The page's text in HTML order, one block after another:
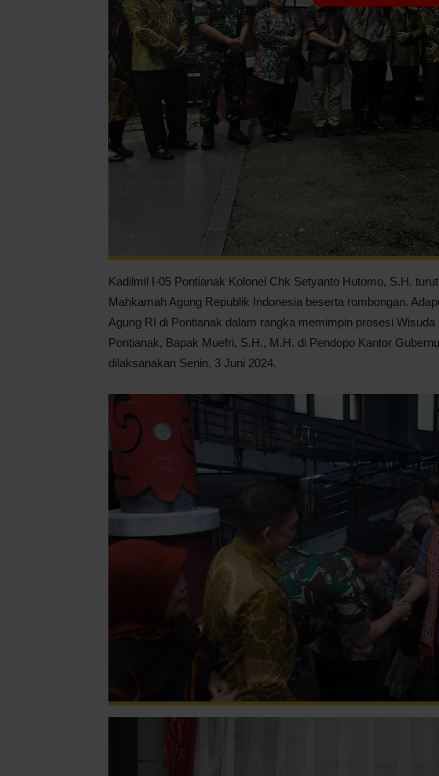
Kadilmil I-05 Pontianak Kolonel Chk Setyanto Hutomo, S.H.
Mahkamah Agung Republik Indonesia beserta rombongan.
Agung RI di Pontianak dalam rangka memimpin prosesi
Pontianak, Bapak Muefri, S.H., M.H. di Pendopo Kantor
dilaksanakan Senin, 3 Juni 2024.